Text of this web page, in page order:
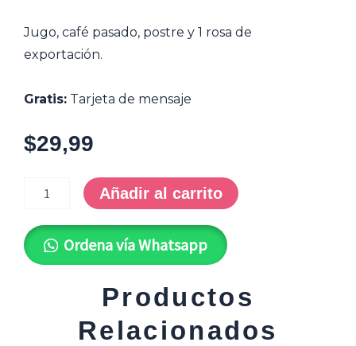
Jugo, café pasado, postre y 1 rosa de
exportación.
Gratis: Tarjeta de mensaje
$29,99
cantidad
Añadir al carrito
Ordena vía Whatsapp
Productos
Relacionados